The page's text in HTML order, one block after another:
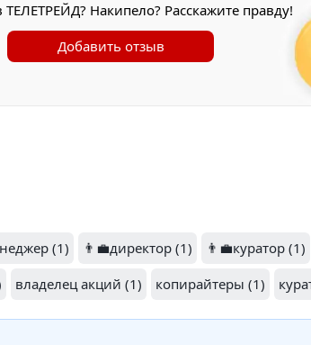
ТЕЛЕТРЕЙД? Накипело? Расскажите правду!
Добавить отзыв
(1) 👨‍💼директор (1)
👨‍💼куратор (1)
владелец акций (1) копирайтеры (1)